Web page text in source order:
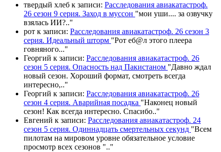
твердый хлеб к записи: Расследования авиакатастроф.
26 сезон 9 серия. Заход в муссон "мои уши.... за озвучку
взялась ИИ?.."
рот к записи: Расследования авиакатастроф. 26 сезон 3
серия. Идеальный шторм "Рот еб@л этого плеера
говняного..."
Георгий к записи: Расследования авиакатастроф. 26
сезон 5 серия. Опасность над Пакистаном "Давно ждал
новый сезон. Хороший формат, смотреть всегда
интересно,.."
Георгий к записи: Расследования авиакатастроф. 26
сезон 4 серия. Аварийная посадка "Наконец новый
сезон! Как всегда интересно. Спасибо.."
Евгений к записи: Расследования авиакатастроф. 24
сезон 5 серия. Одиннадцать смертельных секунд "Всем
пилотам на мировом уровне обязательное условие
просмотр всех сезонов ".."